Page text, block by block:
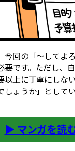
今回の「～してよ
要です。ただし、
以上に丁寧にしな
しょうか」として
▶ マンガを読